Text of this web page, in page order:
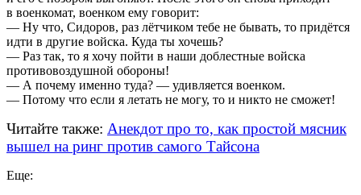
в военкомат, военком ему говорит:
— Ну что, Сидоров, раз лётчиком тебе не бывать, то придётся
идти в другие войска. Куда ты хочешь?
— Раз так, то я хочу пойти в наши доблестные войска
противовоздушной обороны!
— А почему именно туда? — удивляется военком.
— Потому что если я летать не могу, то и никто не сможет!
Читайте также: Анекдот про то, как простой мясник
вышел на ринг против самого Тайсона
Еще: